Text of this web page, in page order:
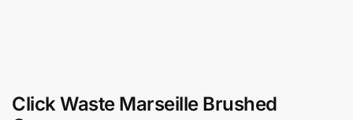
Click Waste Marseille Brushed